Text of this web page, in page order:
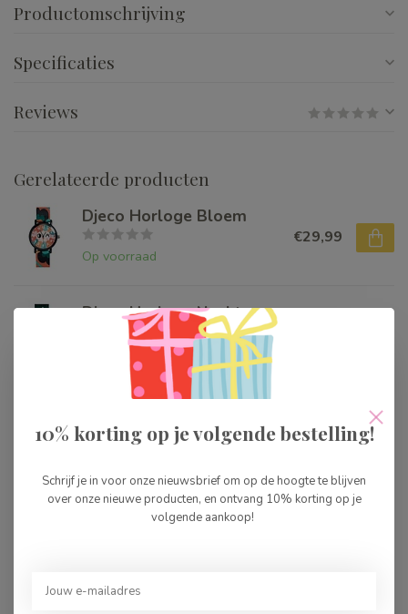
Productomschrijving
Specificaties
Reviews
Gerelateerde producten
Djeco Horloge Bloem
Op voorraad
€29,99
Djeco Horloge Nacht
Op voorraad
Op voorraad
€29,99
Djeco Horloge Koala
Djeco Digitaal Horloge
10% korting op je volgende bestelling!
Schrijf je in voor onze nieuwsbrief om op de hoogte te blijven
over onze nieuwe producten, en ontvang 10% korting op je
volgende aankoop!